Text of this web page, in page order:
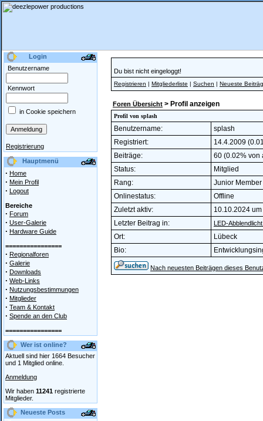
Login
Benutzername
Kennwort
in Cookie speichern
Registrierung
Hauptmenü
· Home
· Mein Profil
· Logout
Bereiche
· Forum
· User-Galerie
· Hardware Guide
================
· Regionalforen
· Galerie
· Downloads
· Web-Links
· Nutzungsbestimmungen
· Mitglieder
· Team & Kontakt
· Spende an den Club
================
Wer ist online?
Aktuell sind hier 1664 Besucher
und 1 Mitglied online.
Anmeldung
Wir haben 11241 registrierte
Mitglieder.
Neueste Posts
Du bist nicht eingeloggt!
Registrieren | Mitgliederliste | Suchen | Neueste
Foren Übersicht > Profil anzeigen
Profil von splash
Benutzername:
splash
Registriert:
14.4.2009
Beiträge:
60 (0.02% von
Status:
Mitglied
Rang:
Junior Member
Onlinestatus:
Offline
Zuletzt aktiv:
10.10.2024
Letzter Beitrag in:
LED-
Ort:
Lübeck
Bio:
Nach neuesten Beiträgen dieses